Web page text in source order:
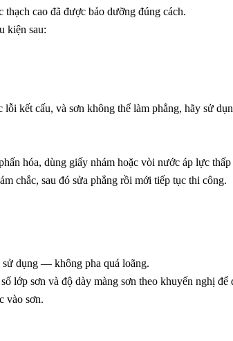
cao đã được bảo dưỡng đúng cách.
kiện sau:
kết cấu, và sơn không thể làm phẳng, hãy sử
hóa, dùng giấy nhám hoặc vòi nước áp lực
chắc, sau đó sửa phẳng rồi mới tiếp tục thi công.
dụng — không pha quá loãng.
lớp sơn và độ dày màng sơn theo khuyến nghị để
vào sơn.